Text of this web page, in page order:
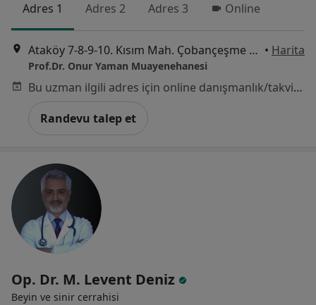
Adres 1 Adres 2 Adres 3 Online
Ataköy 7-8-9-10. Kısım Mah. Çobançeşme E-5 Yanyol, İstanbul • Harita
Prof.Dr. Onur Yaman Muayenehanesi
Bu uzman ilgili adres için online danışmanlık/takvim sunmuyor.
Randevu talep et
Op. Dr. M. Levent Deniz
Beyin ve sinir cerrahisi